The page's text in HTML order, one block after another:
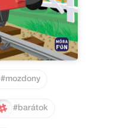
#mozdony
#barátok